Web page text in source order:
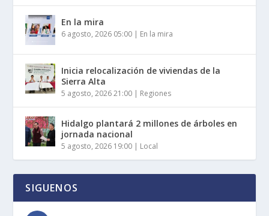
En la mira
6 agosto, 2026 05:00 | En la mira
Inicia relocalización de viviendas de la
Sierra Alta
5 agosto, 2026 21:00 | Regiones
Hidalgo plantará 2 millones de árboles en
jornada nacional
5 agosto, 2026 19:00 | Local
SIGUENOS